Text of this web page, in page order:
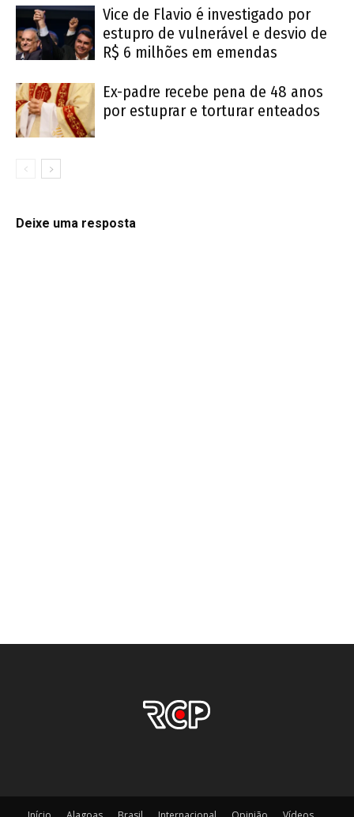
Vice de Flavio é investigado por
estupro de vulnerável e desvio de
R$ 6 milhões em emendas
Ex-padre recebe pena de 48 anos
por estuprar e torturar enteados
Deixe uma resposta